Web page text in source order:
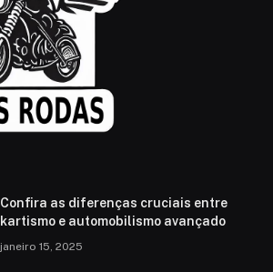
Confira as diferenças cruciais entre
kartismo e automobilismo avançado
janeiro 15, 2025